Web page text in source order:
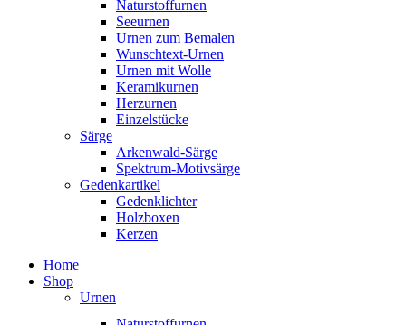
Naturstoffurnen
Seeurnen
Urnen zum Bemalen
Wunschtext-Urnen
Urnen mit Wolle
Keramikurnen
Herzurnen
Einzelstücke
Särge
Arkenwald-Särge
Spektrum-Motivsärge
Gedenkartikel
Gedenklichter
Holzboxen
Kerzen
Home
Shop
Urnen